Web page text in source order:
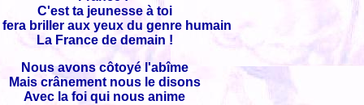
C'est ta jeunesse à toi
fera briller aux yeux du genre humain
La France de demain !
Nous avons côtoyé l'abîme
Mais crânement nous le disons
Avec la foi qui nous anime